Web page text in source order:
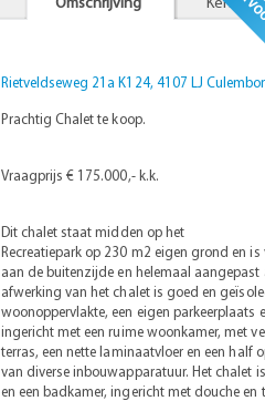
Omschrijving
Rietveldseweg 21a K124, 4107 LJ
Prachtig Chalet te koop.
Vraagprijs € 175.000,- k.k.
Dit chalet staat midden op het
Recreatiepark op 230 m2 eigen grond en
aan de buitenzijde en helemaal
afwerking van het chalet is goed en
woonoppervlakte, een eigen parkeerplaats
ingericht met een ruime woonkamer, met
terras, een nette laminaatvloer en een half
van diverse inbouwapparatuur. Het chalet
en een badkamer, ingericht met douche